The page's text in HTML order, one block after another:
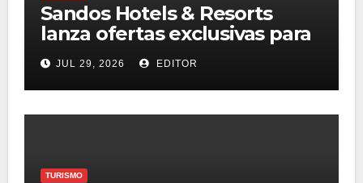
Sandos Hotels & Resorts
lanza ofertas exclusivas para
residentes de Quintana Roo
en Riviera Maya y Cancún
JUL 29, 2026 EDITOR
TURISMO